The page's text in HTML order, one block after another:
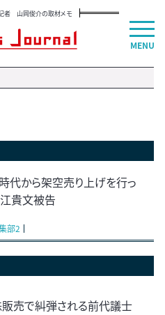
者 山岡俊介の取材メモ
代から架空売り上げを行っ
貴文被告
部2
売で糾弾される前代議士
MENU